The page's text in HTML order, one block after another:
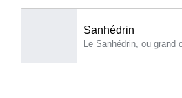
Sanhédrin